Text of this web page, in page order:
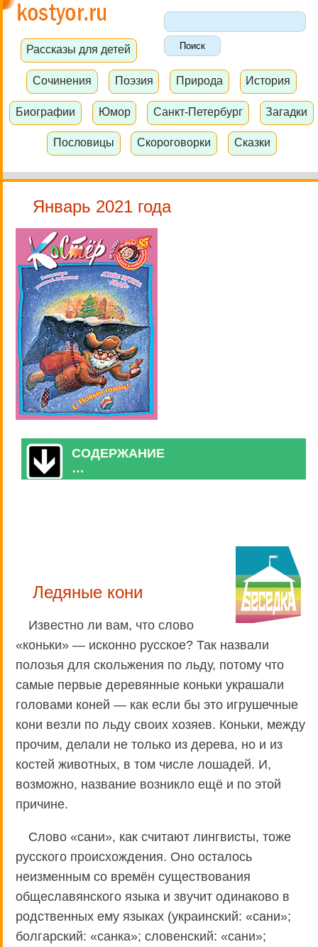
Рассказы для детей
Сочинения Поэзия Природа История
Биографии Юмор Санкт-Петербург Загадки
Пословицы Скороговорки Сказки
Январь 2021 года
СОДЕРЖАНИЕ
…
Ледяные кони
Известно ли вам, что слово
«коньки» — исконно русское? Так назвали
полозья для скольжения по льду, потому что
самые первые деревянные коньки украшали
головами коней — как если бы это игрушечные
кони везли по льду своих хозяев. Коньки, между
прочим, делали не только из дерева, но и из
костей животных, в том числе лошадей. И,
возможно, название возникло ещё и по этой
причине.
Слово «сани», как считают лингвисты, тоже
русского происхождения. Оно осталось
неизменным со времён существования
общеславянского языка и звучит одинаково в
родственных ему языках (украинский: «сани»;
болгарский: «санка»; словенский: «сани»;